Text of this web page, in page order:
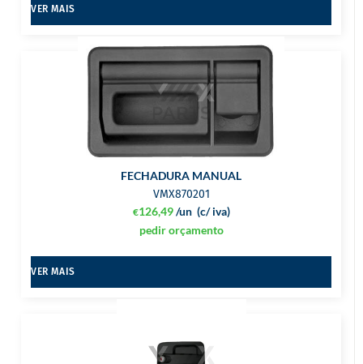
VER MAIS
FECHADURA MANUAL
VMX870201
€126,49 (c/ iva)
/un
pedir orçamento
VER MAIS